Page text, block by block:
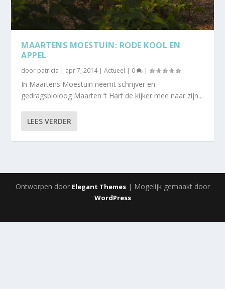
MAARTENS MOESTUIN: RODE KOOL EN
APPEL
door patricia | apr 7, 2014|Actueel | 0 |
In Maartens Moestuin neemt schrijver en
gedragsbioloog Maarten ’t Hart de kijker mee naar zijn...
LEES VERDER
Ontworpen door Elegant Themes| Mogelijk gemaakt door
WordPress